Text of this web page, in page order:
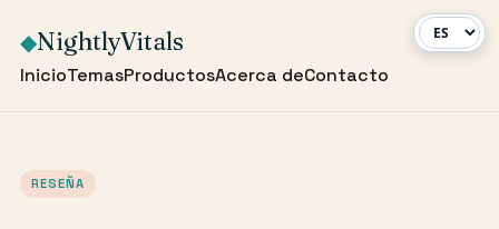
◆NightlyVitals
InicioTemasProductosAcerca deContacto
RESEÑA